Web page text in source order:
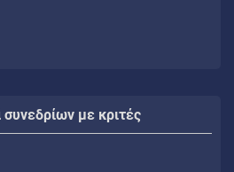
συνεδρίων με κριτές